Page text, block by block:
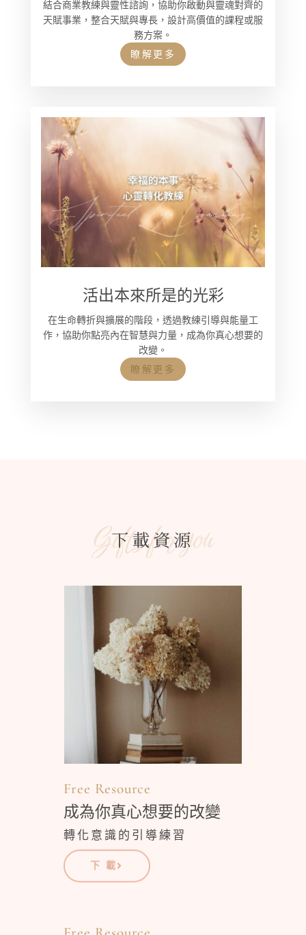
結合商業教練與靈性諮詢，協助你啟動與靈魂對齊的
天賦事業，整合天賦與專長，設計高價值的課程或服
務方案。
瞭解更多
活出本來所是的光彩
在生命轉折與擴展的階段，透過教練引導與能量工
作，協助你點亮內在智慧與力量，成為你真心想要的
改變。
瞭解更多
Gifts for you
下載資源
Free Resource
成為你真心想要的改變
轉化意識的引導練習
下 載